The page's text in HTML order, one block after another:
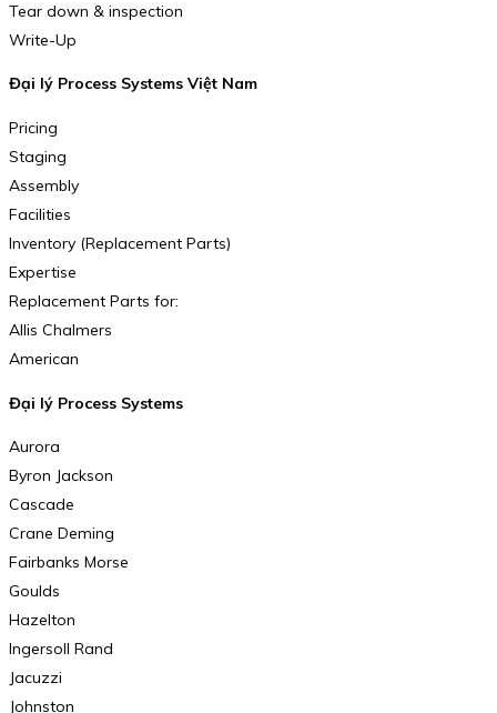
Tear down & inspection
Write-Up
Đại lý Process Systems Việt Nam
Pricing
Staging
Assembly
Facilities
Inventory (Replacement Parts)
Expertise
Replacement Parts for:
Allis Chalmers
American
Đại lý Process Systems
Aurora
Byron Jackson
Cascade
Crane Deming
Fairbanks Morse
Goulds
Hazelton
Ingersoll Rand
Jacuzzi
Johnston